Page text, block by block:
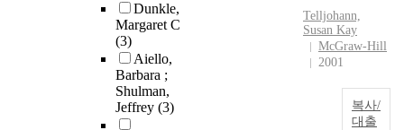
Dunkle,
Margaret C
(3)
Aiello,
Barbara ;
Shulman,
Jeffrey (3)
Telljohann,
Susan Kay
McGraw-Hill
2001
복사/
대출